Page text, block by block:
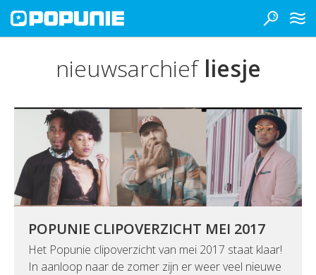
nieuwsarchief liesje
POPUNIE CLIPOVERZICHT MEI 2017
Het Popunie clipoverzicht van mei 2017 staat klaar!
In aanloop naar de zomer zijn er weer veel nieuwe